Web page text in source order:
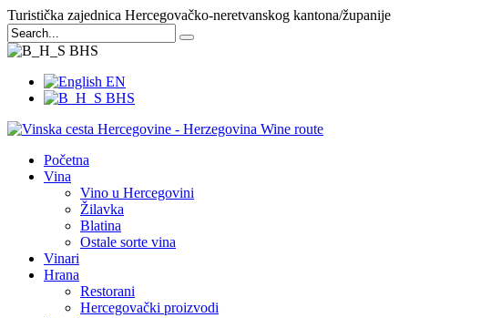
Turistička zajednica Hercegovačko-neretvanskog kantona/županije
BHS
EN
BHS
Početna
Vina
Vino u Hercegovini
Žilavka
Blatina
Ostale sorte vina
Vinari
Hrana
Restorani
Hercegovački proizvodi